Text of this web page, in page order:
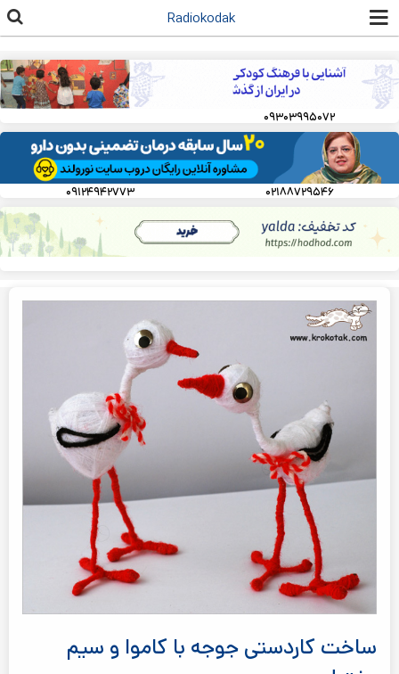
محتوای
اصلی
Radiokodak
۰۹۳۰۳۹۹۵۰۷۲
۰۲۱۸۸۷۲۹۵۴۶ ۰۹۱۲۴۹۴۲۷۷۳
ساخت کاردستی جوجه با کاموا و سیم